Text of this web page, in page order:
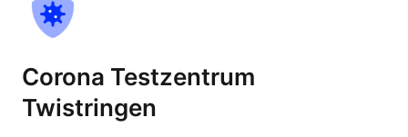
Corona Testzentrum
Twistringen